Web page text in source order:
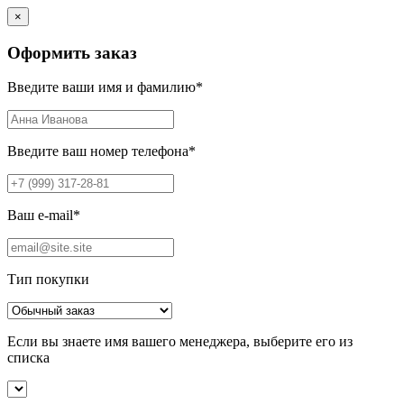
×
Оформить заказ
Введите ваши имя и фамилию*
Введите ваш номер телефона*
Ваш e-mail*
Тип покупки
Если вы знаете имя вашего менеджера, выберите его из
списка